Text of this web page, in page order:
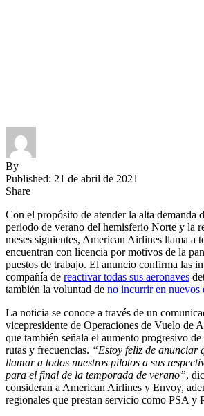
By
Published: 21 de abril de 2021
Share
Con el propósito de atender la alta demanda
periodo de verano del hemisferio Norte y la
meses siguientes, American Airlines llama a
encuentran con licencia por motivos de la
puestos de trabajo. El anuncio confirma las
compañía de reactivar todas sus aeronaves
también la voluntad de no incurrir en nuevos
La noticia se conoce a través de un
vicepresidente de Operaciones de Vuelo de
que también señala el aumento progresivo de
rutas y frecuencias. “Estoy feliz de anunciar
llamar a todos nuestros pilotos a sus
para el final de la temporada de verano”,
consideran a American Airlines y Envoy,
regionales que prestan servicio como PSA y